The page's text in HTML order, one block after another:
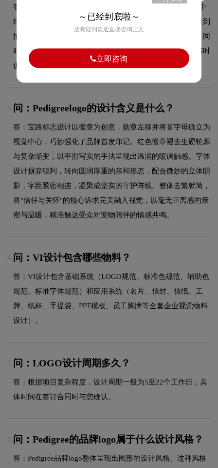
答：作为品牌领域的品牌，Pedigree的品牌logo在发展过程中
经历了持续优化与迭代，整体呈现出从复杂到简约、从具象到
抽象的现代化演变趋势。每一次更新都紧跟时代审美潮流，同
时保持品牌核心识别元素的延续性，使品牌视觉形象始终与时
俱进，历久弥新。
3. 问：Pedigreelogo的设计含义是什么？
答：宝路标志设计以徽章为创意，勋章左移并将首字母确立为
视觉中心，巧妙强化了品牌首发印记。红色徽章褪去生硬轮廓
与复杂渐变，以平滑写实的手法呈现出温润的暖调触感。字体
设计摒弃锐利，转向圆润厚重的亲和形态，配合微妙的立体阴
影，字距紧密相连，凝聚成坚实的守护阵线。整体去繁就简，
将"信任与关怀"的核心诉求完美融入视觉，以毫无距离感的亲
密与温暖，精准触达受众对宠物陪伴的情感共鸣。
4. 问：VI设计包含哪些物料？
答：VI设计包含基础系统（LOGO规范、标准色规范、辅助色
规范、标准字体规范）和应用系统（名片、信封、信纸、工
牌、纸杯、手提袋、PPT模板、员工胸牌等全套企业视觉物料
设计）。
5. 问：LOGO设计周期多久？
答：根据项目复杂程度，设计周期一般为5至22个工作日，具
体时间在签订合同时与您确认。
6. 问：Pedigree的品牌logo属于什么设计风格？
答：Pedigree品牌logo整体呈现出图形的设计风格。这种风格
～已经到底啦～
还有疑问欢迎直接咨询三文
立即咨询